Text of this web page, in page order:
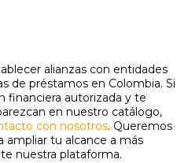
alianzas con entidades
de préstamos en Colombia. Si
financiera autorizada y te
en nuestro catálogo,
con nosotros. Queremos
ampliar tu alcance a más
nuestra plataforma.